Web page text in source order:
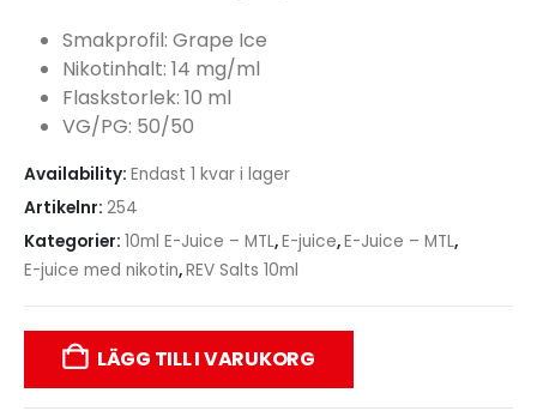
Smakprofil: Grape Ice
Nikotinhalt: 14 mg/ml
Flaskstorlek: 10 ml
VG/PG: 50/50
Availability: Endast 1 kvar i lager
Artikelnr: 254
Kategorier: 10ml E-Juice – MTL,E-juice,E-Juice – MTL,
E-juice med nikotin,REV Salts 10ml
LÄGG TILL I VARUKORG